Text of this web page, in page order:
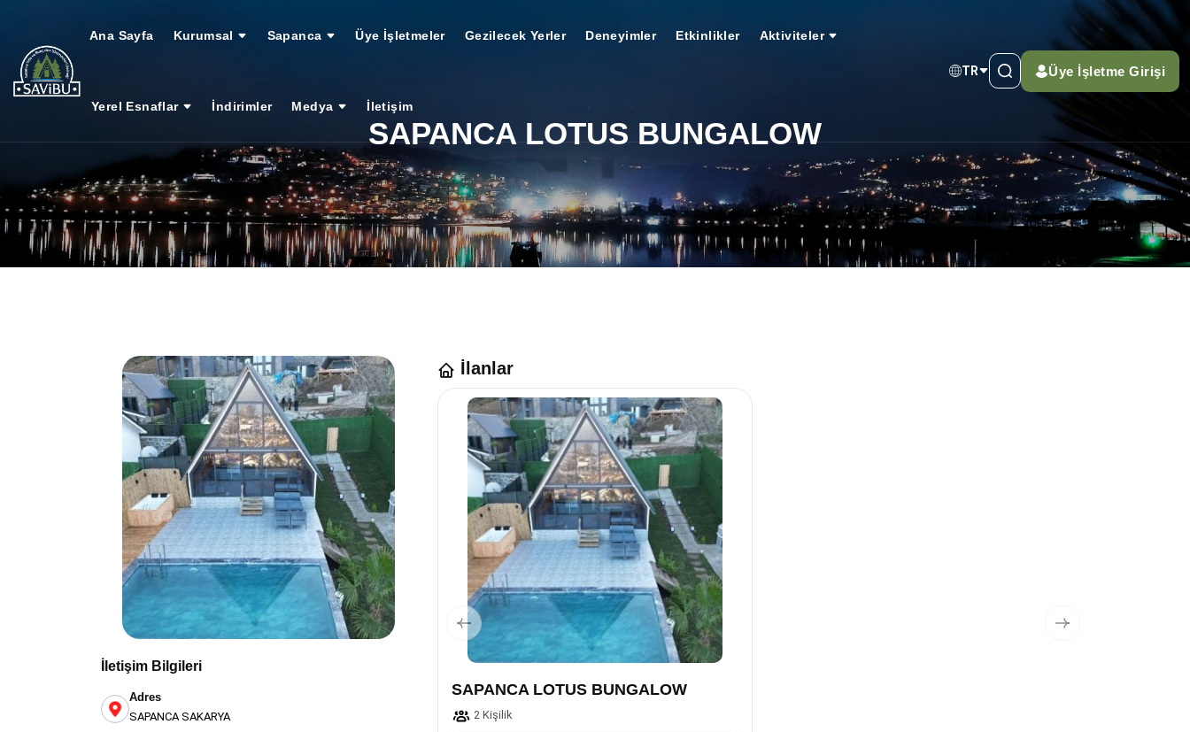
Ana Sayfa Kurumsal Sapanca Üye İşletmeler Gezilecek Yerler Deneyimler Etkinlikler Aktiviteler
Yerel Esnaflar İndirimler Medya İletişim
TR Üye İşletme Girişi
SAPANCA LOTUS BUNGALOW
İletişim Bilgileri
Adres
SAPANCA SAKARYA
İlanlar
SAPANCA LOTUS BUNGALOW
2 Kişilik